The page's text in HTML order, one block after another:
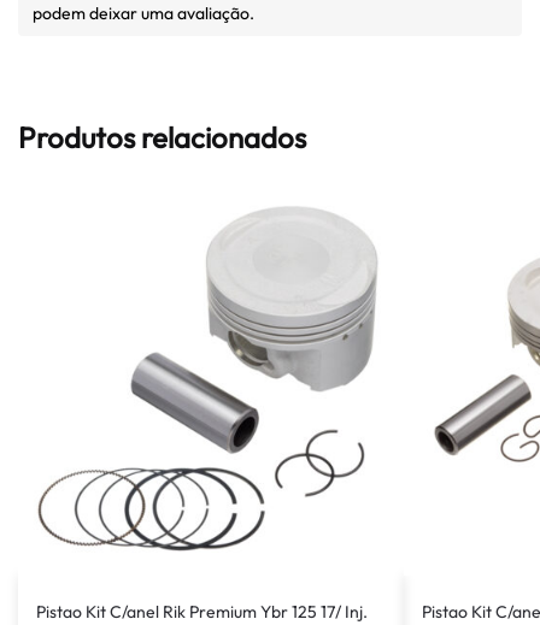
podem deixar uma avaliação.
Produtos relacionados
Pistao Kit C/anel Rik Premium Ybr 125 17/ Inj.
Pistao Kit C/